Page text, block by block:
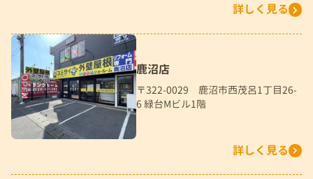
詳しく見る
鹿沼店
〒322-0029 鹿沼市西茂呂1丁目26-
6 緑台Mビル1階
詳しく見る